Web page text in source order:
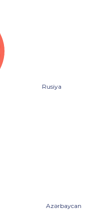
Rusiya
Azərbaycan